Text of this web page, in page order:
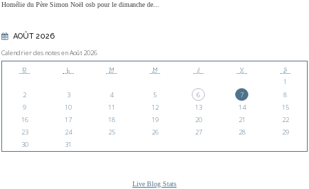
Homélie du Père Simon Noël osb pour le dimanche de...
AOÛT 2026
Calendrier des notes en Août 2026
D L M M J V S
1
2
3 4 5 6 7
8
9
10 11 12 13 14
15
16
17 18 19 20 21
22
23
24 25 26 27 28
29
30
31
Live Blog Stats